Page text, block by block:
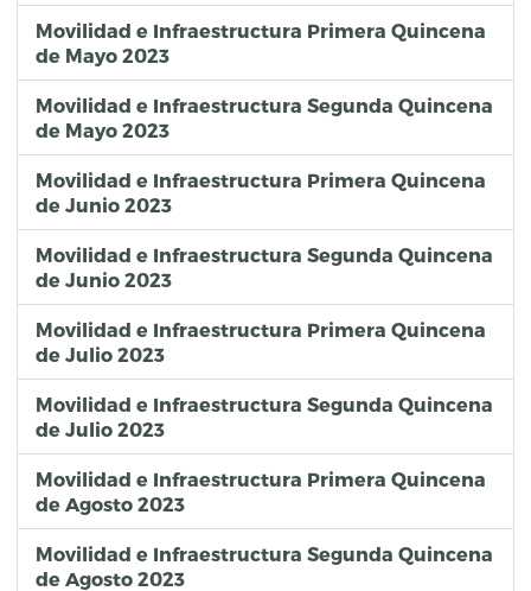
Movilidad e Infraestructura Primera Quincena
de Mayo 2023
Movilidad e Infraestructura Segunda Quincena
de Mayo 2023
Movilidad e Infraestructura Primera Quincena
de Junio 2023
Movilidad e Infraestructura Segunda Quincena
de Junio 2023
Movilidad e Infraestructura Primera Quincena
de Julio 2023
Movilidad e Infraestructura Segunda Quincena
de Julio 2023
Movilidad e Infraestructura Primera Quincena
de Agosto 2023
Movilidad e Infraestructura Segunda Quincena
de Agosto 2023